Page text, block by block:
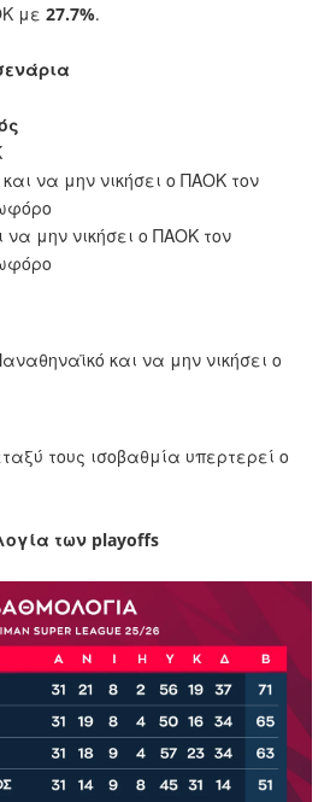
με 27.7%.
να μην νικήσει ο ΠΑΟΚ τον
μην νικήσει ο ΠΑΟΚ τον
και να μην νικήσει ο
τους ισοβαθμία υπερτερεί ο
των playoffs